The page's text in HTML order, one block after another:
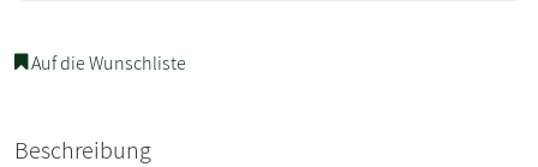
Auf die Wunschliste
Beschreibung